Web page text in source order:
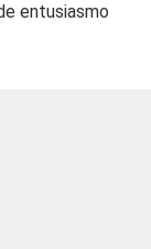
entusiasmo